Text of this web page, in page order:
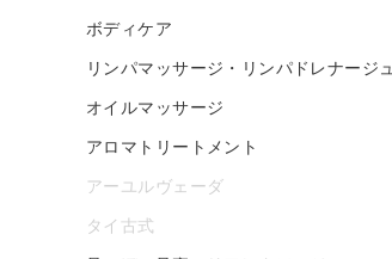
ボディケア
リンパマッサージ・リンパドレナージュ
オイルマッサージ
アロマトリートメント
アーユルヴェーダ
タイ古式